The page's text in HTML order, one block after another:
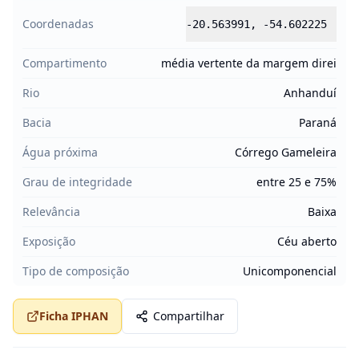
Coordenadas -20.563991 , -54.602225
Compartimento
média vertente da margem direi
Rio
Anhanduí
Bacia
Paraná
Água próxima
Córrego Gameleira
Grau de integridade
entre 25 e 75%
Relevância
Baixa
Exposição
Céu aberto
Tipo de composição
Unicomponencial
Ficha IPHAN Compartilhar